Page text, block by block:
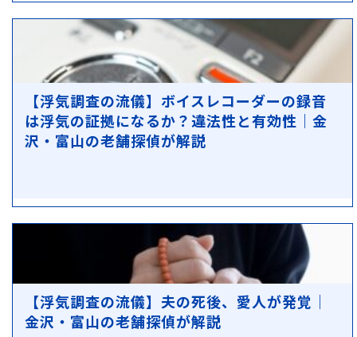
【浮気調査の流儀】ボイスレコーダーの録音
は浮気の証拠になるか？違法性と有効性｜金
沢・富山の老舗探偵が解説
【浮気調査の流儀】夫の死後、愛人が発覚｜
金沢・富山の老舗探偵が解説